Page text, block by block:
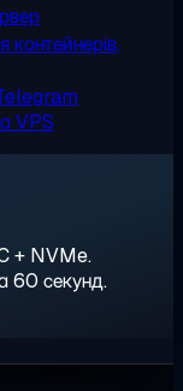
VPS
+ NVMe.
60 секунд.